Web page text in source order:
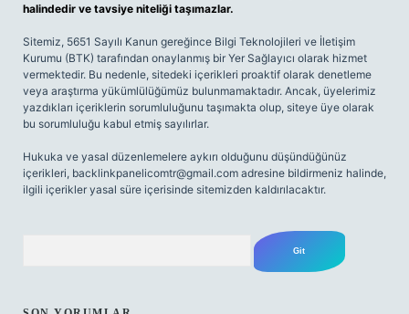
halindedir ve tavsiye niteliği taşımazlar.
Sitemiz, 5651 Sayılı Kanun gereğince Bilgi Teknolojileri ve İletişim
Kurumu (BTK) tarafından onaylanmış bir Yer Sağlayıcı olarak hizmet
vermektedir. Bu nedenle, sitedeki içerikleri proaktif olarak denetleme
veya araştırma yükümlülüğümüz bulunmamaktadır. Ancak, üyelerimiz
yazdıkları içeriklerin sorumluluğunu taşımakta olup, siteye üye olarak
bu sorumluluğu kabul etmiş sayılırlar.
Hukuka ve yasal düzenlemelere aykırı olduğunu düşündüğünüz
içerikleri, backlinkpanelicomtr@gmail.com adresine bildirmeniz halinde,
ilgili içerikler yasal süre içerisinde sitemizden kaldırılacaktır.